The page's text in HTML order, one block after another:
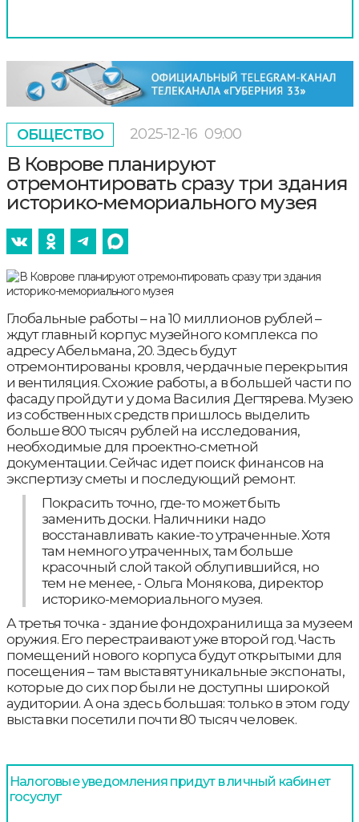
ОБЩЕСТВО 2025-12-16 09:00
В Коврове планируют
отремонтировать сразу три здания
историко-мемориального музея
Глобальные работы – на 10 миллионов рублей –
ждут главный корпус музейного комплекса по
адресу Абельмана, 20. Здесь будут
отремонтированы кровля, чердачные перекрытия
и вентиляция. Схожие работы, а в большей части по
фасаду пройдут и у дома Василия Дегтярева. Музею
из собственных средств пришлось выделить
больше 800 тысяч рублей на исследования,
необходимые для проектно-сметной
документации. Сейчас идет поиск финансов на
экспертизу сметы и последующий ремонт.
Покрасить точно, где-то может быть
заменить доски. Наличники надо
восстанавливать какие-то утраченные. Хотя
там немного утраченных, там больше
красочный слой такой облупившийся, но
тем не менее, - Ольга Монякова, директор
историко-мемориального музея.
А третья точка - здание фондохранилища за музеем
оружия. Его перестраивают уже второй год. Часть
помещений нового корпуса будут открытыми для
посещения – там выставят уникальные экспонаты,
которые до сих пор были не доступны широкой
аудитории. А она здесь большая: только в этом году
выставки посетили почти 80 тысяч человек.
Налоговые уведомления придут в личный кабинет
госуслуг